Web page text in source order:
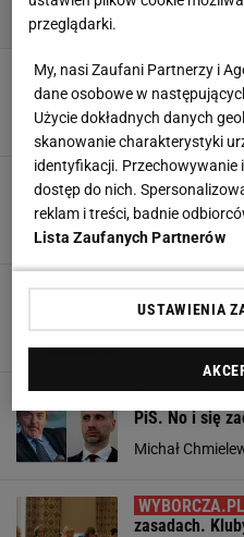
Janusz
wyborów.
Bartosz Naus,
Janusz
Błażej Winter,
Poseł od
stać się potęgą
Zbigniew
PiS. No i się
Michał
zasadach.
przeglądarki.
My, nasi Zaufani Partnerzy i
dane osobowe w
Użycie dokładnych danych
skanowanie charakterystyki
identyfikacji.
dostęp do nich.
reklam i treści, badnie
Lista Zaufanych Partnerów
USTAWIENIA